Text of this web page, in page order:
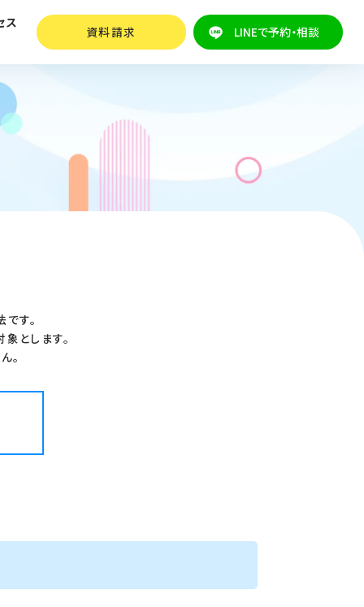
ス
資料請求 LINEで予約・相談
す。
とします。
。